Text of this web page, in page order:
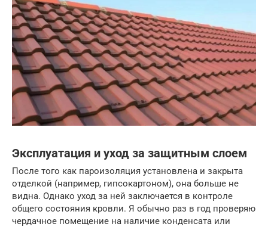
Эксплуатация и уход за защитным слоем
После того как пароизоляция установлена и закрыта
отделкой (например, гипсокартоном), она больше не
видна. Однако уход за ней заключается в контроле
общего состояния кровли. Я обычно раз в год проверяю
чердачное помещение на наличие конденсата или